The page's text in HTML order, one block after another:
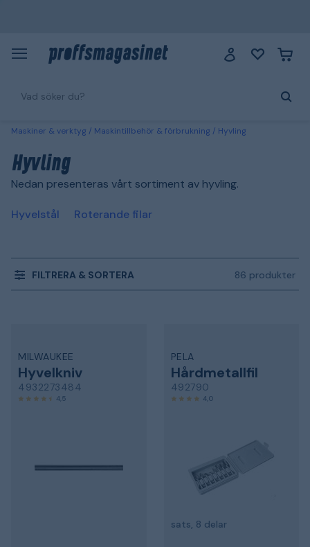
Maskiner & verktyg Maskintillbehör & förbrukning Hyvling
Hyvling
Nedan presenteras vårt sortiment av hyvling.
Hyvelstål Roterande filar
FILTRERA & SORTERA 86 produkter
MILWAUKEE
Hyvelkniv
4932273484
4,5
PELA
Hårdmetallfil
492790
4,0
sats, 8 delar